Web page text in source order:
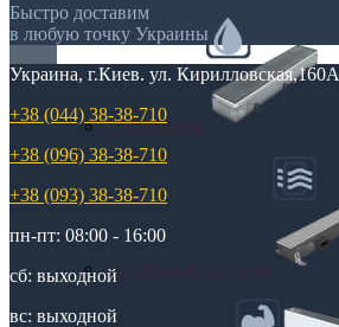
С дренажем
С притоком воздуха
Быстро доставим
в любую точку Украины
Украина, г.Киев. ул. Кирилловская,160А
+38 (044) 38-38-710
+38 (096) 38-38-710
+38 (093) 38-38-710
пн-пт: 08:00 - 16:00
сб: выходной
вс: выходной